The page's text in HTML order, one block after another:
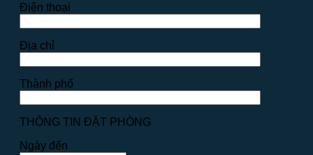
Điện thoại
Địa chỉ
Thành phố
THÔNG TIN ĐẶT PHÒNG
Ngày đến